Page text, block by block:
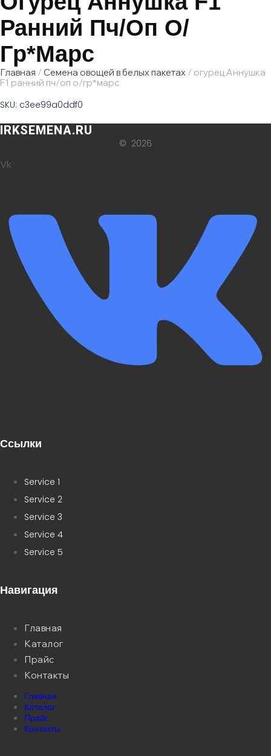
Ранний Пч/оп О/
Гр*марс
Главная / Семена овощей в белых пакетах / огурец Аннушка
F1 ранний пч/оп о/гр*марс
SKU: c3ee99a0ddf0
IRKSEMENA.RU
© 2026
Vk
Ссылки
Service 1
Service 2
Service 3
Service 4
Service 5
Навигация
Главная
Каталог
Прайс
Контакты
Главная
Каталог
Прайс
Контакты